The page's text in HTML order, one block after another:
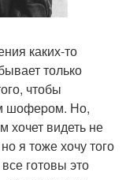
каких-то
только
чтобы
шофеpом. Но,
видеть не
я тоже хочу того
готовы это